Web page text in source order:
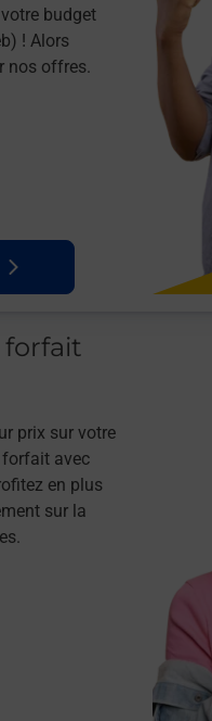
budget
! Alors
nos offres.
forfait
prix sur votre
forfait avec
en plus
sur la